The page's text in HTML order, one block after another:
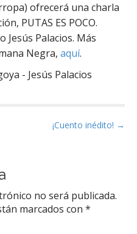
ofrecerá una charla
PUTAS ES POCO.
Jesús Palacios. Más
Negra, aquí.
¡Cuento inédito! →
no será publicada.
marcados con *